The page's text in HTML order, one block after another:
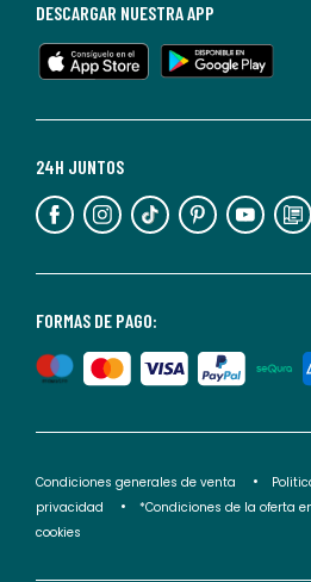
en
de
FORMAS DE PAGO:
24H JUNTOS
DESCARGAR NUESTRA APP
Condiciones generales de venta
privacidad
*Condiciones de la oferta
cookies